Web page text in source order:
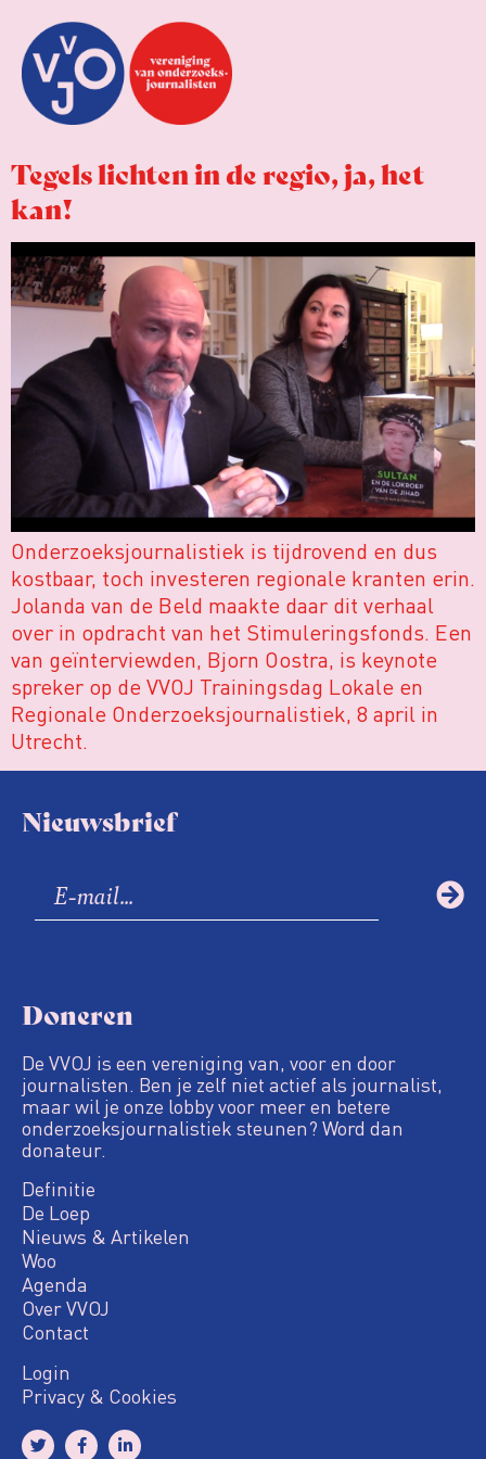
Tegels lichten in de regio, ja, het
kan!
Onderzoeksjournalistiek is tijdrovend en dus
kostbaar, toch investeren regionale kranten erin.
Jolanda van de Beld maakte daar dit verhaal
over in opdracht van het Stimuleringsfonds. Een
van geïnterviewden, Bjorn Oostra, is keynote
spreker op de VVOJ Trainingsdag Lokale en
Regionale Onderzoeksjournalistiek, 8 april in
Utrecht.
Nieuwsbrief
Doneren
De VVOJ is een vereniging van, voor en door
journalisten. Ben je zelf niet actief als journalist,
maar wil je onze lobby voor meer en betere
onderzoeksjournalistiek steunen? Word dan
donateur.
Definitie
De Loep
Nieuws & Artikelen
Woo
Agenda
Over VVOJ
Contact
Login
Privacy & Cookies